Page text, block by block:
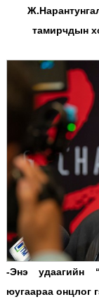
тамирчдын
-Энэ удаагийн
юугаараа онцлог